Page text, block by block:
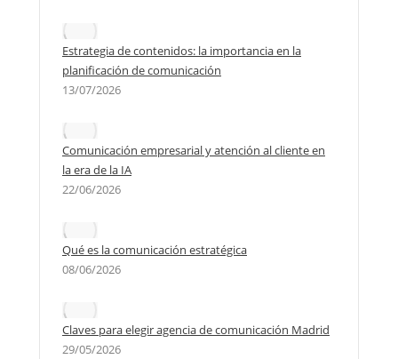
Estrategia de contenidos: la importancia en la
planificación de comunicación
13/07/2026
Comunicación empresarial y atención al cliente en
la era de la IA
22/06/2026
Qué es la comunicación estratégica
08/06/2026
Claves para elegir agencia de comunicación Madrid
29/05/2026